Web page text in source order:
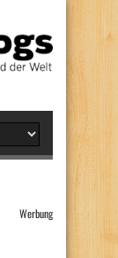
Werbung